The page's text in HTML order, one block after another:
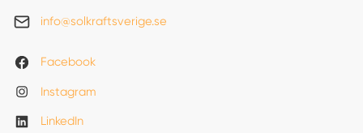
info@solkraftsverige.se
Facebook
Instagram
LinkedIn